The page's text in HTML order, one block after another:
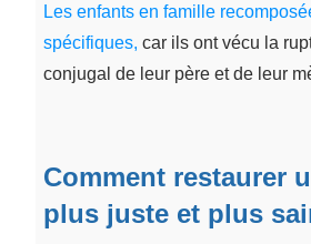
Les enfants en famille
spécifiques, car ils ont vécu la
conjugal de leur père et de leur
Comment restaurer
plus juste et plus